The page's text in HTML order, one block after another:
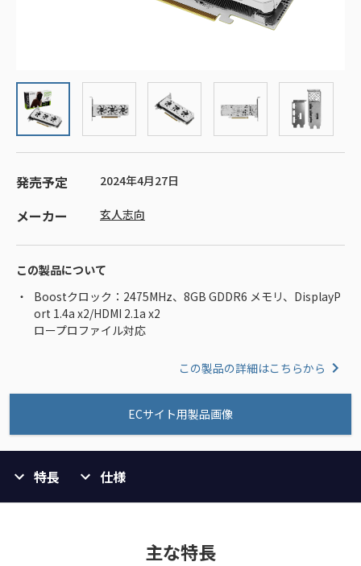
発売予定 2024年4月27日
メーカー 玄人志向
この製品について
Boostクロック：2475MHz、8GB GDDR6 メモリ、DisplayP
ort 1.4a x2/HDMI 2.1a x2
ロープロファイル対応
この製品の詳細はこちらから
ECサイト用製品画像
特長 仕様
主な特長